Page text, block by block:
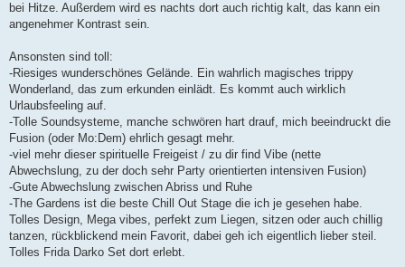
bei Hitze. Außerdem wird es nachts dort auch richtig kalt, das kann ein
angenehmer Kontrast sein.
Ansonsten sind toll:
-Riesiges wunderschönes Gelände. Ein wahrlich magisches trippy
Wonderland, das zum erkunden einlädt. Es kommt auch wirklich
Urlaubsfeeling auf.
-Tolle Soundsysteme, manche schwören hart drauf, mich beeindruckt die
Fusion (oder Mo:Dem) ehrlich gesagt mehr.
-viel mehr dieser spirituelle Freigeist / zu dir find Vibe (nette
Abwechslung, zu der doch sehr Party orientierten intensiven Fusion)
-Gute Abwechslung zwischen Abriss und Ruhe
-The Gardens ist die beste Chill Out Stage die ich je gesehen habe.
Tolles Design, Mega vibes, perfekt zum Liegen, sitzen oder auch chillig
tanzen, rückblickend mein Favorit, dabei geh ich eigentlich lieber steil.
Tolles Frida Darko Set dort erlebt.